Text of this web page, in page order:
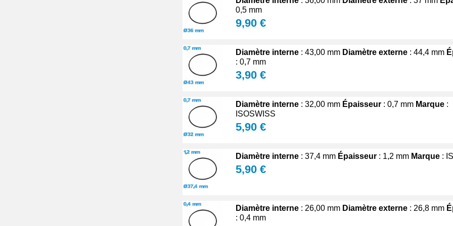
0,5 mm
9,90 €
Diamètre interne : 43,00 mm Diamètre externe : 44,4 mm
: 0,7 mm
3,90 €
Diamètre interne : 32,00 mm Épaisseur : 0,7 mm Marque :
ISOSWISS
5,90 €
Diamètre interne : 37,4 mm Épaisseur : 1,2 mm Marque :
5,90 €
Diamètre interne : 26,00 mm Diamètre externe : 26,8 mm
: 0,4 mm